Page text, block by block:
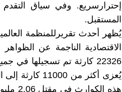
إحترارسريع. وفي سياق
المستقبل.
الاقتصادية الناجمة عن
يُعزى أكثر من